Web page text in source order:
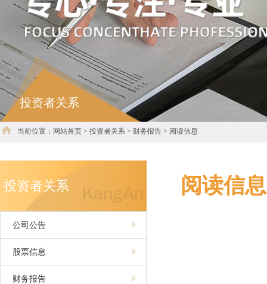
投资者关系
当前位置：网站首页 > 投资者关系 > 财务报告 > 阅读信息
投资者关系
公司公告
股票信息
财务报告
阅读信息